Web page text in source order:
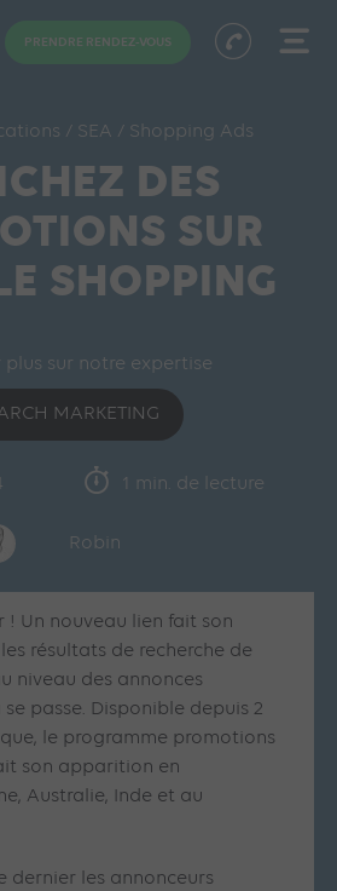
PRENDRE RENDEZ-VOUS
/ SEA / Shopping Ads
DES
SUR
SHOPPING
plus sur notre expertise
MARKETING
1 min. de lecture
Robin
! Un nouveau lien fait son
résultats de recherche de
niveau des annonces
passe. Disponible depuis 2
le programme promotions
son apparition en
Australie, Inde et au
dernier les annonceurs